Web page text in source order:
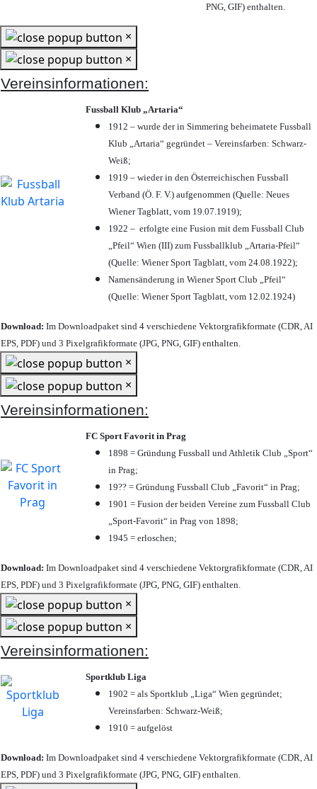
PNG, GIF) enthalten.
×
×
Vereinsinformationen:
Fussball Klub „Artaria“
1912 – wurde der in Simmering beheimatete Fussball
Klub „Artaria“ gegründet – Vereinsfarben: Schwarz-
Weiß;
1919 – wieder in den Österreichischen Fussball
Verband (Ö. F. V.) aufgenommen (Quelle: Neues
Wiener Tagblatt, vom 19.07.1919);
1922 – erfolgte eine Fusion mit dem Fussball Club
„Pfeil“ Wien (III) zum Fussballklub „Artaria-Pfeil“
(Quelle: Wiener Sport Tagblatt, vom 24.08.1922);
Namensänderung in Wiener Sport Club „Pfeil“
(Quelle: Wiener Sport Tagblatt, vom 12.02.1924)
Download: Im Downloadpaket sind 4 verschiedene Vektorgrafikformate (CDR, AI
EPS, PDF) und 3 Pixelgrafikformate (JPG, PNG, GIF) enthalten.
×
×
Vereinsinformationen:
FC Sport Favorit in Prag
1898 = Gründung Fussball und Athletik Club „Sport“
in Prag;
19?? = Gründung Fussball Club „Favorit“ in Prag;
1901 = Fusion der beiden Vereine zum Fussball Club
„Sport-Favorit“ in Prag von 1898;
1945 = erloschen;
Download: Im Downloadpaket sind 4 verschiedene Vektorgrafikformate (CDR, AI
EPS, PDF) und 3 Pixelgrafikformate (JPG, PNG, GIF) enthalten.
×
×
Vereinsinformationen:
Sportklub Liga
1902 = als Sportklub „Liga“ Wien gegründet;
Vereinsfarben: Schwarz-Weiß;
1910 = aufgelöst
Download: Im Downloadpaket sind 4 verschiedene Vektorgrafikformate (CDR, AI
EPS, PDF) und 3 Pixelgrafikformate (JPG, PNG, GIF) enthalten.